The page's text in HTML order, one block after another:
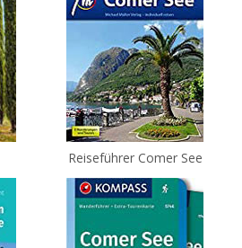
Reiseführer Comer See